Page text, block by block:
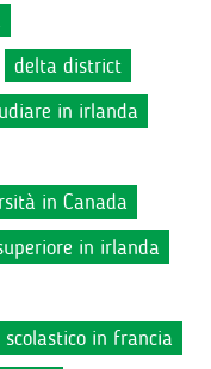
delta district
in irlanda
in Canada
in irlanda
scolastico in francia